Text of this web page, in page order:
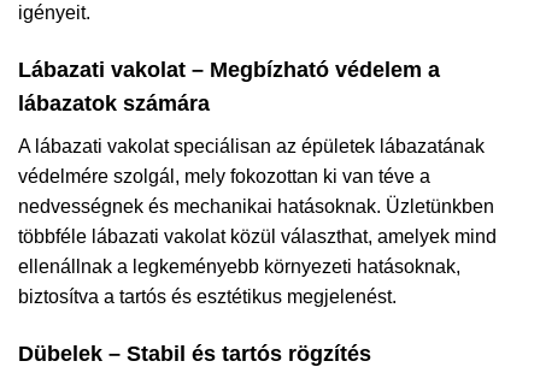
igényeit.
Lábazati vakolat – Megbízható védelem a
lábazatok számára
A lábazati vakolat speciálisan az épületek lábazatának
védelmére szolgál, mely fokozottan ki van téve a
nedvességnek és mechanikai hatásoknak. Üzletünkben
többféle lábazati vakolat közül választhat, amelyek mind
ellenállnak a legkeményebb környezeti hatásoknak,
biztosítva a tartós és esztétikus megjelenést.
Dübelek – Stabil és tartós rögzítés